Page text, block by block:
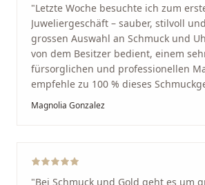
Service und echte Herzlichkeit
richtig."
"Letzte Woche besuchte ich zum
Juweliergeschäft – sauber, stilvoll
grossen Auswahl an Schmuck und
von dem Besitzer bedient, einem
fürsorglichen und professionellen
empfehle zu 100 % dieses
Schaffhausen. Ich selbst war sehr
glücklich mit der Behandlung. Ich
Magnolia Gonzalez
"Bei Schmuck und Gold geht es um